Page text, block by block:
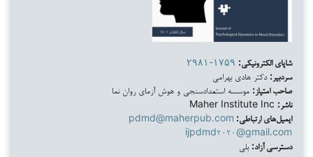
شاپای الکترونیکی: ۲۹۸۱-۱۷۵۹
سردبیر: دکتر هادی بهرامی
صاحب امتیاز: موسسه استعدادسنجی و هوش آزمای روان نما
ناشر:
ایمیل‌های ارتباطی: pdmd@maherpub.com
ijpdmd۲۰۲۰@gmail.com
دسترسی آزاد: بلی